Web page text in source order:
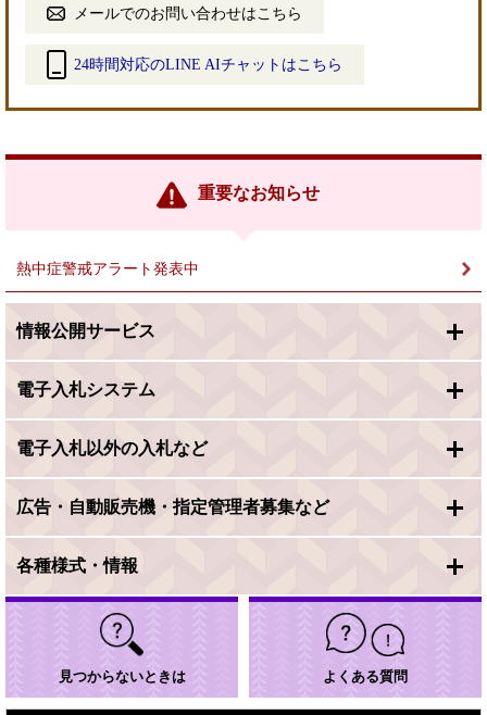
メールでのお問い合わせはこちら
24時間対応のLINE AIチャットはこちら
リ
重要なお知らせ
熱中症警戒アラート発表中
情報公開サービス
電子入札システム
電子入札以外の入札など
広告・自動販売機・指定管理者募集など
各種様式・情報
見つからないときは よくある質問